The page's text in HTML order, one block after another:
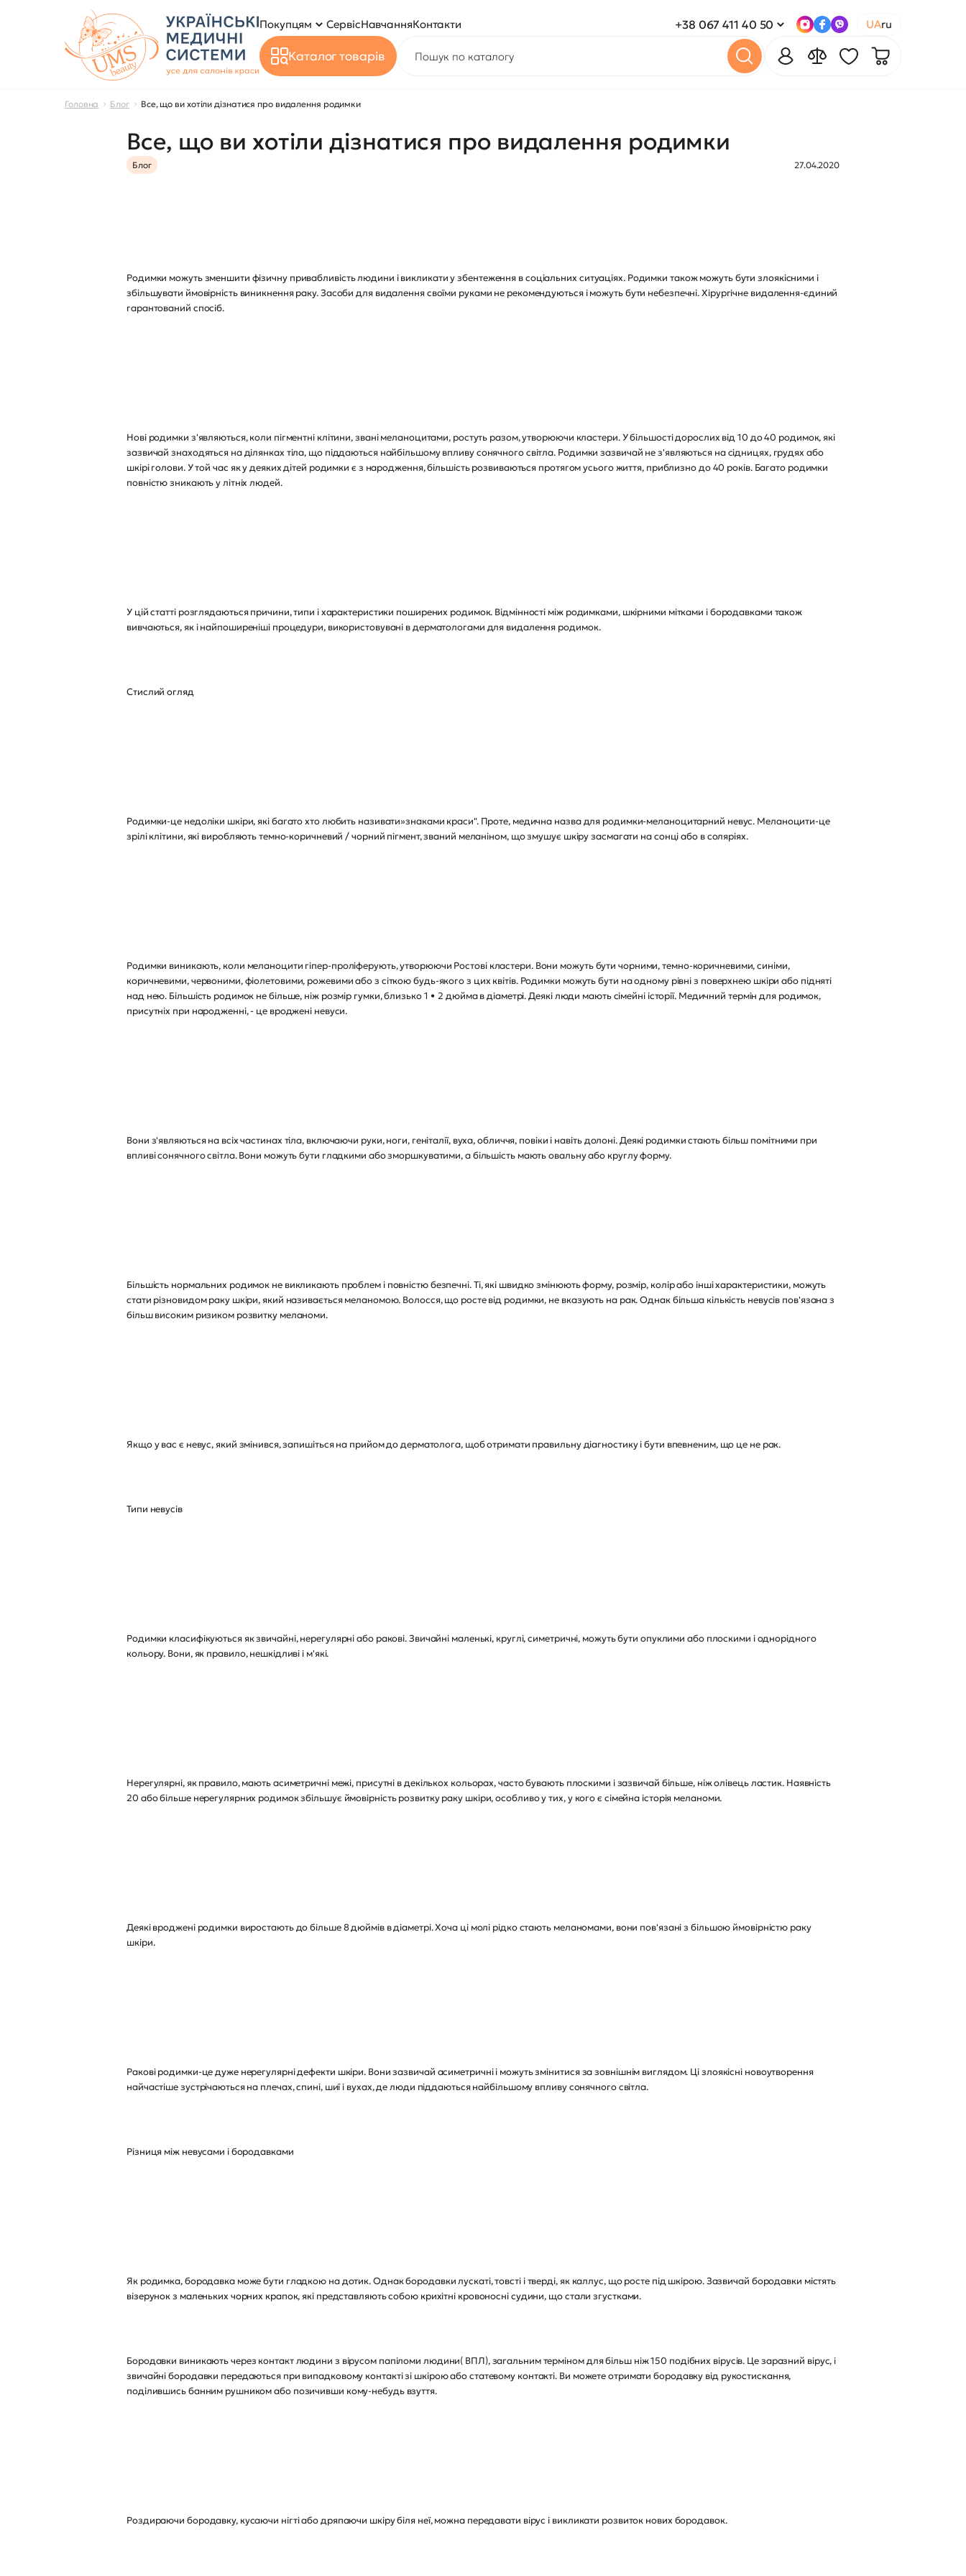
Покупцям СервісНавчанняКонтакти +38 067 411 40 50 UAru
Каталог товарів
Головна Блог Все, що ви хотіли дізнатися про видалення родимки
Все, що ви хотіли дізнатися про видалення родимки
Блог 27.04.2020
Родимки можуть зменшити фізичну привабливість людини і викликати у збентеження в соціальних ситуаціях. Родимки також можуть бути злоякісними і
збільшувати ймовірність виникнення раку. Засоби для видалення своїми руками не рекомендуються і можуть бути небезпечні. Хірургічне видалення-єдиний
гарантований спосіб.
Нові родимки з'являються, коли пігментні клітини, звані меланоцитами, ростуть разом, утворюючи кластери. У більшості дорослих від 10 до 40 родимок, які
зазвичай знаходяться на ділянках тіла, що піддаються найбільшому впливу сонячного світла. Родимки зазвичай не з'являються на сідницях, грудях або
шкірі голови. У той час як у деяких дітей родимки є з народження, більшість розвиваються протягом усього життя, приблизно до 40 років. Багато родимки
повністю зникають у літніх людей.
У цій статті розглядаються причини, типи і характеристики поширених родимок. Відмінності між родимками, шкірними мітками і бородавками також
вивчаються, як і найпоширеніші процедури, використовувані в дерматологами для видалення родимок.
Стислий огляд
Родимки-це недоліки шкіри, які багато хто любить називати»знаками краси". Проте, медична назва для родимки-меланоцитарний невус. Меланоцити-це
зрілі клітини, які виробляють темно-коричневий / чорний пігмент, званий меланіном, що змушує шкіру засмагати на сонці або в соляріях.
Родимки виникають, коли меланоцити гіпер-проліферують, утворюючи Ростові кластери. Вони можуть бути чорними, темно-коричневими, синіми,
коричневими, червоними, фіолетовими, рожевими або з сіткою будь-якого з цих квітів. Родимки можуть бути на одному рівні з поверхнею шкіри або підняті
над нею. Більшість родимок не більше, ніж розмір гумки, близько 1 ∙ 2 дюйма в діаметрі. Деякі люди мають сімейні історії. Медичний термін для родимок,
присутніх при народженні, - це вроджені невуси.
Вони з'являються на всіх частинах тіла, включаючи руки, ноги, геніталії, вуха, обличчя, повіки і навіть долоні. Деякі родимки стають більш помітними при
впливі сонячного світла. Вони можуть бути гладкими або зморшкуватими, а більшість мають овальну або круглу форму.
Більшість нормальних родимок не викликають проблем і повністю безпечні. Ті, які швидко змінюють форму, розмір, колір або інші характеристики, можуть
стати різновидом раку шкіри, який називається меланомою. Волосся, що росте від родимки, не вказують на рак. Однак більша кількість невусів пов'язана з
більш високим ризиком розвитку меланоми.
Якщо у вас є невус, який змінився, запишіться на прийом до дерматолога, щоб отримати правильну діагностику і бути впевненим, що це не рак.
Типи невусів
Родимки класифікуються як звичайні, нерегулярні або ракові. Звичайні маленькі, круглі, симетричні, можуть бути опуклими або плоскими і однорідного
кольору. Вони, як правило, нешкідливі і м'які.
Нерегулярні, як правило, мають асиметричні межі, присутні в декількох кольорах, часто бувають плоскими і зазвичай більше, ніж олівець ластик. Наявність
20 або більше нерегулярних родимок збільшує ймовірність розвитку раку шкіри, особливо у тих, у кого є сімейна історія меланоми.
Деякі вроджені родимки виростають до більше 8 дюймів в діаметрі. Хоча ці молі рідко стають меланомами, вони пов'язані з більшою ймовірністю раку
шкіри.
Ракові родимки-це дуже нерегулярні дефекти шкіри. Вони зазвичай асиметричні і можуть змінитися за зовнішнім виглядом. Ці злоякісні новоутворення
найчастіше зустрічаються на плечах, спині, шиї і вухах, де люди піддаються найбільшому впливу сонячного світла.
Різниця між невусами і бородавками
Як родимка, бородавка може бути гладкою на дотик. Однак бородавки лускаті, товсті і тверді, як каллус, що росте під шкірою. Зазвичай бородавки містять
візерунок з маленьких чорних крапок, які представляють собою крихітні кровоносні судини, що стали згустками.
Бородавки виникають через контакт людини з вірусом папіломи людини( ВПЛ), загальним терміном для більш ніж 150 подібних вірусів. Це заразний вірус, і
звичайні бородавки передаються при випадковому контакті зі шкірою або статевому контакті. Ви можете отримати бородавку від рукостискання,
поділившись банним рушником або позичивши кому-небудь взуття.
Роздираючи бородавку, кусаючи нігті або дряпаючи шкіру біля неї, можна передавати вірус і викликати розвиток нових бородавок.